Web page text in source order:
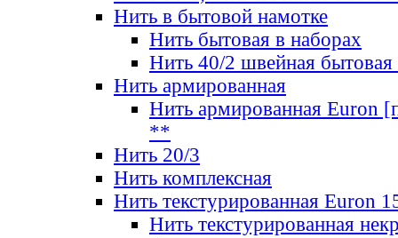
Нить в бытовой намотке
Нить бытовая в наборах
Нить 40/2 швейная бытовая
Нить армированная
Нить армированная Euron
**
Нить 20/3
Нить комплексная
Нить текстурированная Euron
Нить текстурированная